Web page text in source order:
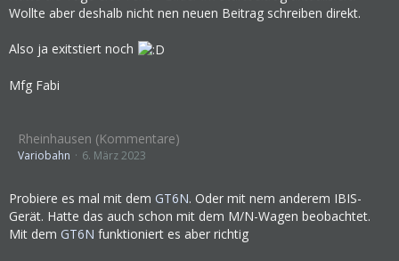
Wollte aber deshalb nicht nen neuen Beitrag schreiben direkt.
Also ja exitstiert noch
Mfg Fabi
Rheinhausen (Kommentare)
Variobahn 6. März 2023
Probiere es mal mit dem GT6N. Oder mit nem anderem IBIS-
Gerät. Hatte das auch schon mit dem M/N-Wagen beobachtet.
Mit dem GT6N funktioniert es aber richtig